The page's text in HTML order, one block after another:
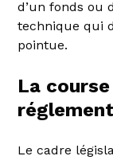
d’un fonds ou
technique qui
pointue.
La
Le cadre